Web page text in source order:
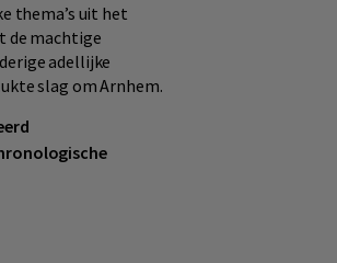
thema’s uit het
de machtige
adellijke
slag om Arnhem.